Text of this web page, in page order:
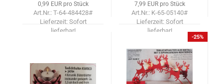
0,99 EUR pro Stück
Art.Nr.: T-64-484428#
Lieferzeit: Sofort
lieferbar!
7,99 EUR pro Stück
Art.Nr.: K-65-05140#
Lieferzeit: Sofort
lieferbar!
-25%